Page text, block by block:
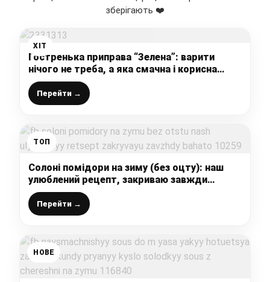
зберігають ❤️
ХІТ
Гостренька приправа “Зелена”: варити
нічого не треба, а яка смачна і корисна
виходить, рецепт зі старого журналу
Перейти →
ТОП
Солоні помідори на зиму (без оцту): наш
улюблений рецепт, закриваю завжди
багато
Перейти →
НОВЕ